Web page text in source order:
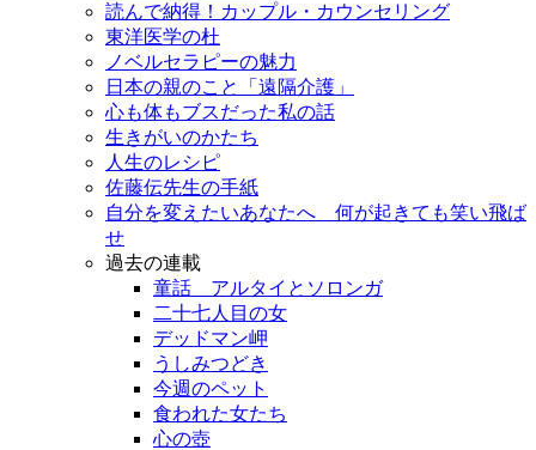
読んで納得！カップル・カウンセリング
東洋医学の杜
ノベルセラピーの魅力
日本の親のこと「遠隔介護」
心も体もブスだった私の話
生きがいのかたち
人生のレシピ
佐藤伝先生の手紙
自分を変えたいあなたへ 何が起きても笑い飛ば
せ
過去の連載
童話 アルタイとソロンガ
二十七人目の女
デッドマン岬
うしみつどき
今週のペット
食われた女たち
心の壺